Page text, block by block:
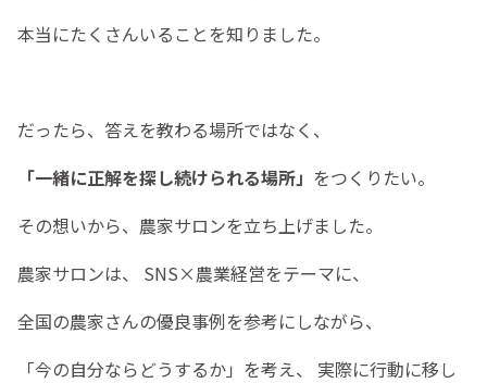
本当にたくさんいることを知りました。
だったら、答えを教わる場所ではなく、
「一緒に正解を探し続けられる場所」 をつくりたい。
その想いから、農家サロンを立ち上げました。
農家サロンは、 SNS×農業経営をテーマに、
全国の農家さんの優良事例を参考にしながら、
「今の自分ならどうするか」を考え、 実際に行動に移し